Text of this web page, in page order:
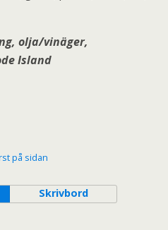
olja/vinäger,
Island
på sidan
Skrivbord